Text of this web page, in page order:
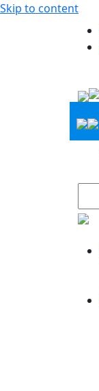
Skip to content